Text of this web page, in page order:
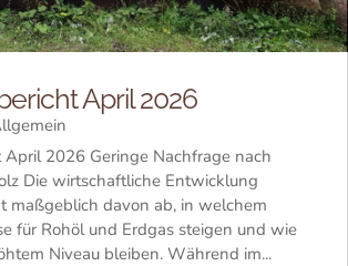
April 2026
2026 Geringe Nachfrage nach
Die wirtschaftliche Entwicklung
maßgeblich davon ab, in welchem
für Rohöl und Erdgas steigen und wie
Niveau bleiben. Während im...